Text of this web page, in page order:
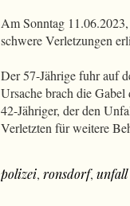
Am Sonntag
schwere Verletzungen
Der 57-Jährige fuhr auf
Ursache brach die
42-Jähriger, der den
Verletzten für weitere
polizei, ronsdorf, unfall